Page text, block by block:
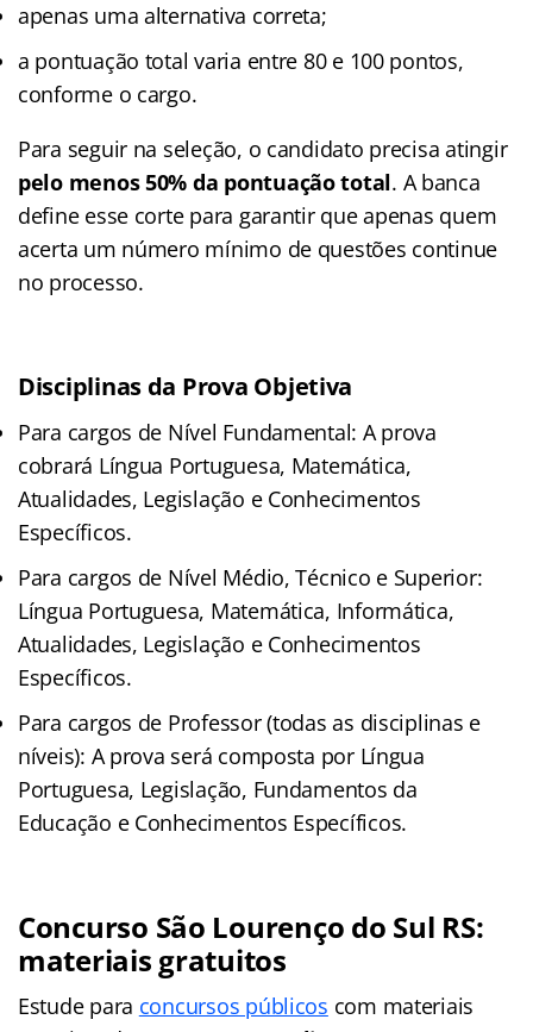
apenas uma alternativa correta;
a pontuação total varia entre 80 e 100 pontos,
conforme o cargo.
Para seguir na seleção, o candidato precisa atingir
pelo menos 50% da pontuação total. A banca
define esse corte para garantir que apenas quem
acerta um número mínimo de questões continue
no processo.
Disciplinas da Prova Objetiva
Para cargos de Nível Fundamental: A prova
cobrará Língua Portuguesa, Matemática,
Atualidades, Legislação e Conhecimentos
Específicos.
Para cargos de Nível Médio, Técnico e Superior:
Língua Portuguesa, Matemática, Informática,
Atualidades, Legislação e Conhecimentos
Específicos.
Para cargos de Professor (todas as disciplinas e
níveis): A prova será composta por Língua
Portuguesa, Legislação, Fundamentos da
Educação e Conhecimentos Específicos.
Concurso São Lourenço do Sul RS:
materiais gratuitos
Estude para concursos públicos com materiais